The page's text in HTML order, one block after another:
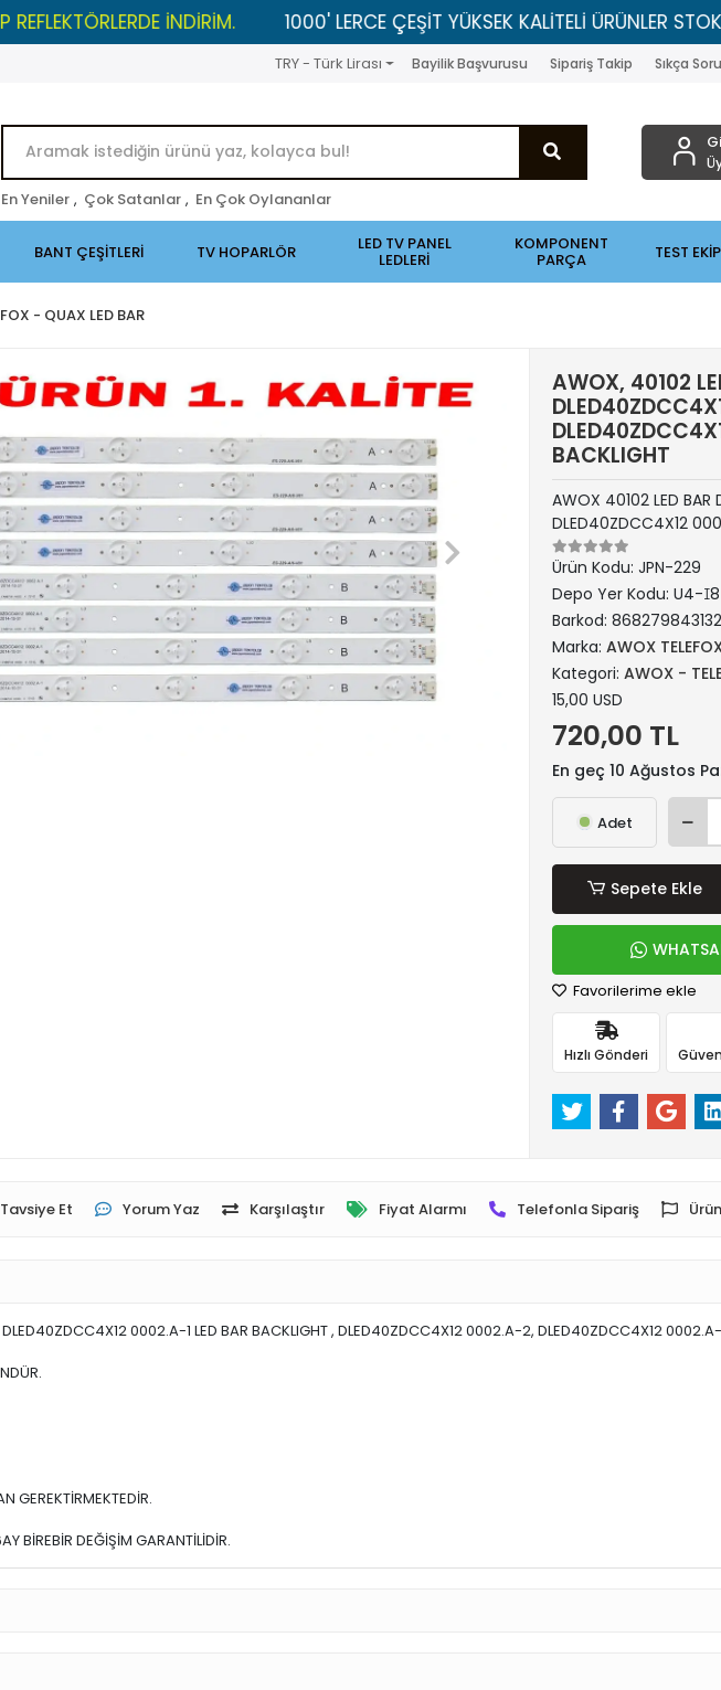
İNDİRİM. 1000' LERCE ÇEŞİT YÜKSEK KALİTELİ ÜRÜNLER
TRY - Türk Lirası Bayilik Başvurusu Sipariş Takip Sıkça
En Yeniler , Çok Satanlar , En Çok Oylananlar
BANT ÇEŞİTLERİ TV HOPARLÖR LED TV PANEL
LEDLERİ
KOMPONENT
PARÇA TEST
- QUAX LED BAR
AWOX, 40102
BACKLIGHT
AWOX 40102 LED
DLED40ZDCC4X12
Ürün Kodu: JPN-229
Depo Yer Kodu: U4-ꀤ8
Barkod:
Marka: AWOX
Kategori: AWOX -
15,00 USD
720,00 TL
En geç 10 Ağustos
Adet
Sepete Ekle
Favorilerime ekle
Hızlı Gönderi
Tavsiye Et Yorum Yaz Karşılaştır Fiyat Alarmı Telefonla Sipariş
0002.A-1 LED BAR BACKLIGHT , DLED40ZDCC4X12 0002.A-2, DLED40ZDCC4X12
GEREKTİRMEKTEDİR.
BİREBİR DEĞİŞİM GARANTİLİDİR.